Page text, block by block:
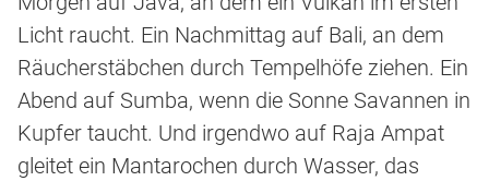
Licht raucht. Ein Nachmittag auf Bali, an dem
Räucherstäbchen durch Tempelhöfe ziehen. Ein
Abend auf Sumba, wenn die Sonne Savannen in
Kupfer taucht. Und irgendwo auf Raja Ampat
gleitet ein Mantarochen durch Wasser, das